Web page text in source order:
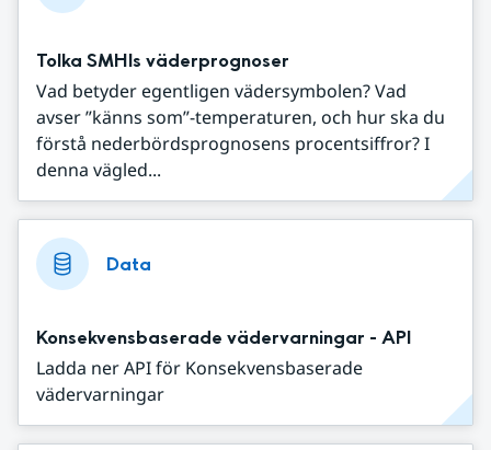
Tolka SMHIs väderprognoser
Vad betyder egentligen vädersymbolen? Vad
avser ”känns som”-temperaturen, och hur ska du
förstå nederbördsprognosens procentsiffror? I
denna vägled...
Data
Konsekvensbaserade vädervarningar - API
Ladda ner API för Konsekvensbaserade
vädervarningar